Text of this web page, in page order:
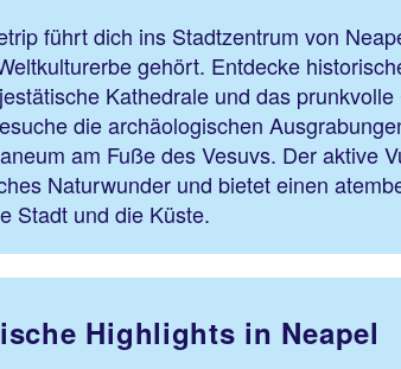
führt dich ins Stadtzentrum von
gehört. Entdecke
Kathedrale und das prunkvolle
die archäologischen
am Fuße des Vesuvs. Der aktive
Naturwunder und bietet einen
Stadt und die Küste.
Highlights in Neapel